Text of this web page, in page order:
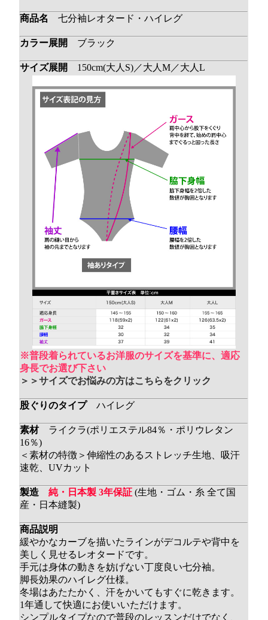
商品名 七分袖レオタード・ハイレグ
カラー展開 ブラック
サイズ展開 150cm(大人S)／大人M／大人L
※普段着られているお洋服のサイズを基準に、適応
身長でお選び下さい
＞＞サイズでお悩みの方はこちらをクリック
股ぐりのタイプハイレグ
素材ライクラ(ポリエステル84％・ポリウレタン
16％)
＜素材の特徴＞伸縮性のあるストレッチ生地、吸汗
速乾、UVカット
製造 純・日本製 3年保証 (生地・ゴム・糸 全て国
産・日本縫製)
商品説明
緩やかなカーブを描いたラインがデコルテや背中を
美しく見せるレオタードです。
手元は身体の動きを妨げない丁度良い七分袖。
脚長効果のハイレグ仕様。
冬場はあたたかく、汗をかいてもすぐに乾きます。
1年通して快適にお使いいただけます。
シンプルタイプなので普段のレッスンだけでなく、